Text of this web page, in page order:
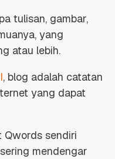
tulisan, gambar,
yang
atau lebih.
, blog adalah catatan
yang dapat
Qwords sendiri
mendengar